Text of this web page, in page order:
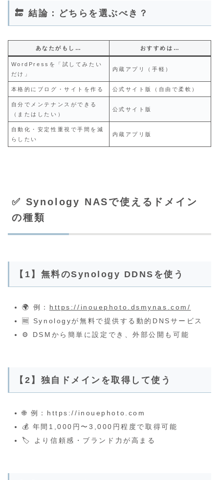
🔚 結論：どちらを選ぶべき？
あなたがもし… おすすめは…
WordPressを「試してみたい
だけ」
内蔵アプリ（手軽）
本格的にブログ・サイトを作る 公式サイト版（自由で柔軟）
自分でメンテナンスができる
（またはしたい）
公式サイト版
自動化・安定性重視で手間を減
らしたい
内蔵アプリ版
✅ Synology NASで使えるドメイン
の種類
【1】無料のSynology DDNSを使う
🌍 例： https://inouephoto.dsmynas.com/
🆓 Synologyが無料で提供する動的DNSサービス
⚙️ DSMから簡単に設定でき、外部公開も可能
【2】独自ドメインを取得して使う
🌐 例：https://inouephoto.com
💰 年間1,000円〜3,000円程度で取得可能
🏷 より信頼感・ブランド力が高まる